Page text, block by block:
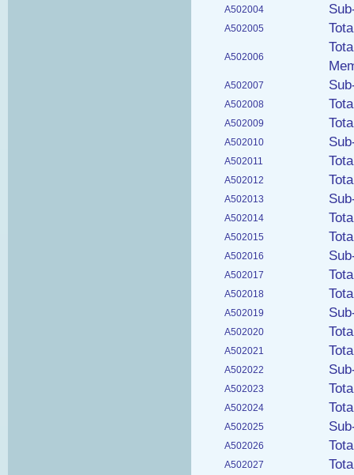
A502004
A502005
A502006
A502007
A502008
A502009
A502010
A502011
A502012
A502013
A502014
A502015
A502016
A502017
A502018
A502019
A502020
A502021
A502022
A502023
A502024
A502025
A502026
A502027